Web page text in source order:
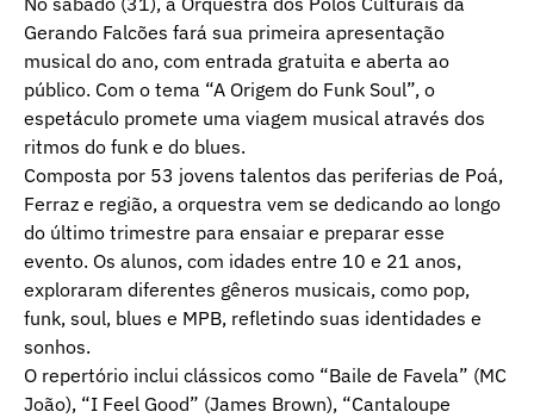
Gerando Falcões fará sua primeira apresentação
musical do ano, com entrada gratuita e aberta ao
público. Com o tema “A Origem do Funk Soul”, o
espetáculo promete uma viagem musical através dos
ritmos do funk e do blues.
Composta por 53 jovens talentos das periferias de Poá,
Ferraz e região, a orquestra vem se dedicando ao longo
do último trimestre para ensaiar e preparar esse
evento. Os alunos, com idades entre 10 e 21 anos,
exploraram diferentes gêneros musicais, como pop,
funk, soul, blues e MPB, refletindo suas identidades e
sonhos.
O repertório inclui clássicos como “Baile de Favela” (MC
João), “I Feel Good” (James Brown), “Cantaloupe